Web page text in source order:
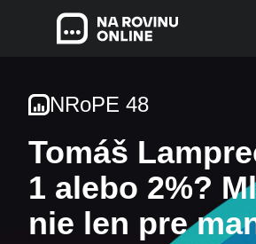
NRoPE 48
Tomáš
1 alebo 2%?
nie len pre